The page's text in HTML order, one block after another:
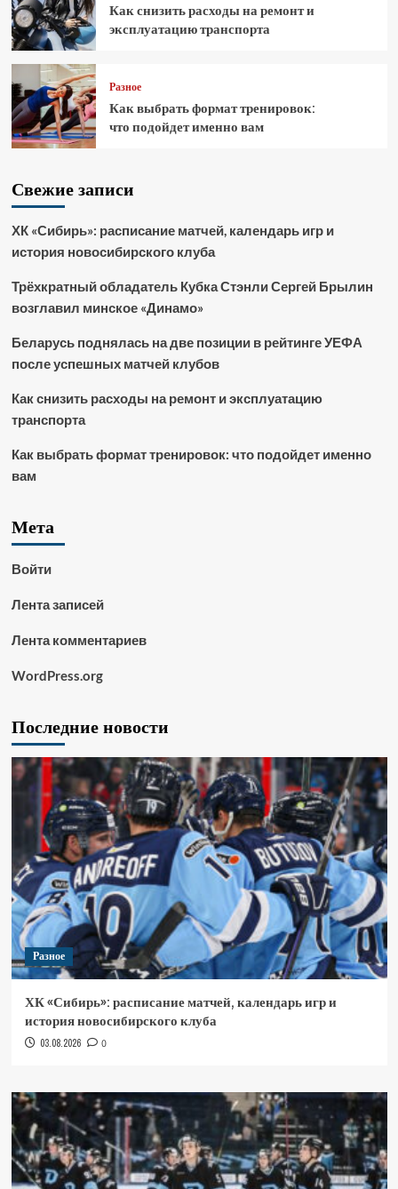
Как снизить расходы на ремонт и
эксплуатацию транспорта
Разное
Как выбрать формат тренировок:
что подойдет именно вам
Свежие записи
ХК «Сибирь»: расписание матчей, календарь игр и
история новосибирского клуба
Трёхкратный обладатель Кубка Стэнли Сергей Брылин
возглавил минское «Динамо»
Беларусь поднялась на две позиции в рейтинге УЕФА
после успешных матчей клубов
Как снизить расходы на ремонт и эксплуатацию
транспорта
Как выбрать формат тренировок: что подойдет именно
вам
Мета
Войти
Лента записей
Лента комментариев
WordPress.org
Последние новости
Разное
ХК «Сибирь»: расписание матчей, календарь игр и
история новосибирского клуба
03.08.2026 0